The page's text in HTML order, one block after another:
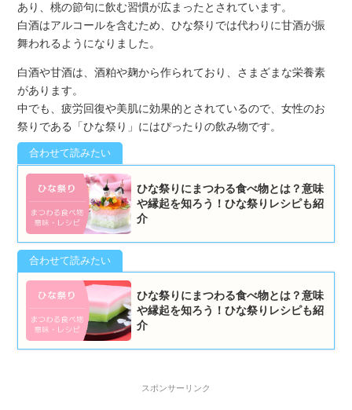
あり、桃の節句に飲む習慣が広まったとされています。
白酒はアルコールを含むため、ひな祭りでは代わりに甘酒が振
舞われるようになりました。
白酒や甘酒は、酒粕や麹から作られており、さまざまな栄養素
があります。
中でも、疲労回復や美肌に効果的とされているので、女性のお
祭りである「ひな祭り」にはぴったりの飲み物です。
ひな祭りにまつわる食べ物とは？意味
や縁起を知ろう！ひな祭りレシピも紹
介
ひな祭りにまつわる食べ物とは？意味
や縁起を知ろう！ひな祭りレシピも紹
介
スポンサーリンク